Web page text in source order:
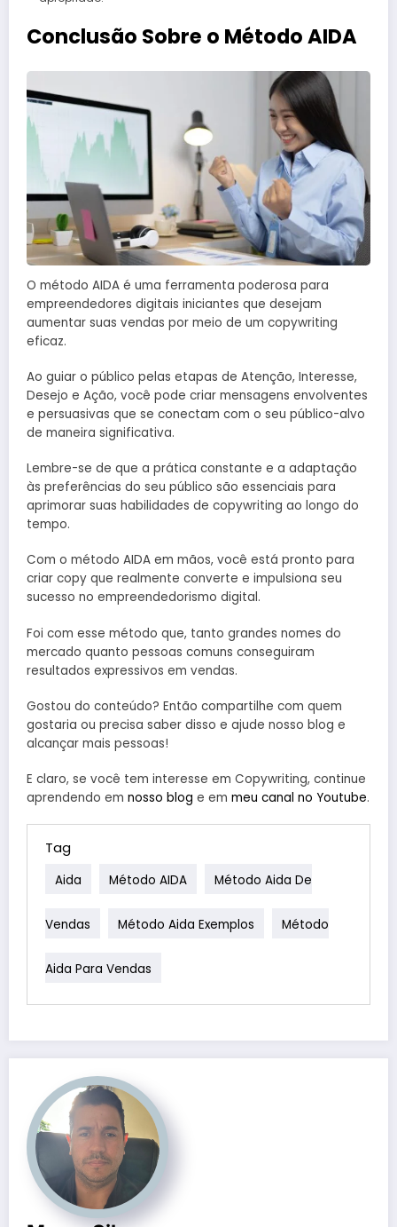
Conclusão Sobre o Método AIDA
O método AIDA é uma ferramenta poderosa para
empreendedores digitais iniciantes que desejam
aumentar suas vendas por meio de um copywriting
eficaz.
Ao guiar o público pelas etapas de Atenção, Interesse,
Desejo e Ação, você pode criar mensagens envolventes
e persuasivas que se conectam com o seu público-alvo
de maneira significativa.
Lembre-se de que a prática constante e a adaptação
às preferências do seu público são essenciais para
aprimorar suas habilidades de copywriting ao longo do
tempo.
Com o método AIDA em mãos, você está pronto para
criar copy que realmente converte e impulsiona seu
sucesso no empreendedorismo digital.
Foi com esse método que, tanto grandes nomes do
mercado quanto pessoas comuns conseguiram
resultados expressivos em vendas.
Gostou do conteúdo? Então compartilhe com quem
gostaria ou precisa saber disso e ajude nosso blog e
alcançar mais pessoas!
E claro, se você tem interesse em Copywriting, continue
aprendendo em nosso blog e em meu canal no Youtube.
Tag
Aida Método AIDA Método Aida De
Vendas Método Aida Exemplos Método
Aida Para Vendas